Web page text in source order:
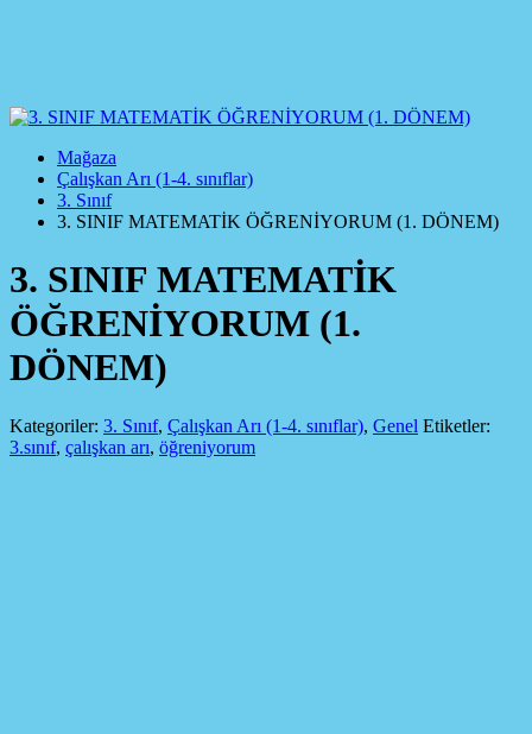
Mağaza
Çalışkan Arı (1-4. sınıflar)
3. Sınıf
3. SINIF MATEMATİK ÖĞRENİYORUM (1. DÖNEM)
3. SINIF MATEMATİK
ÖĞRENİYORUM (1.
DÖNEM)
Kategoriler: 3. Sınıf, Çalışkan Arı (1-4. sınıflar), Genel Etiketler:
3.sınıf, çalışkan arı, öğreniyorum